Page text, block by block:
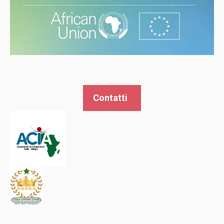
Contatti